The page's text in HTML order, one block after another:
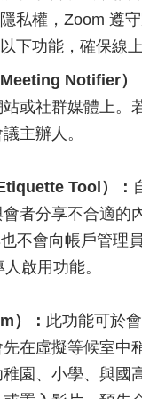
私權，Zoom 遵
下功能，確保線
Notifier）
或社群媒體上。
主辦人。
Tool）：
者分享不合適的
不會向帳戶管理
啟用功能。
）： 此功能可於
在虛擬等候室中
園、小學、與